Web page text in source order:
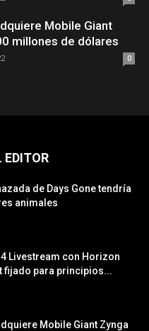
Mobile Giant
millones de dólares
0
EDITOR
de Days Gone tendría
animales
Livestream con Horizon
fijado para principios...
Mobile Giant Zynga